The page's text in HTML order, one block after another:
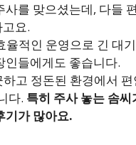
사를 맞으셨는데, 다들
요.
율적인 운영으로 긴 대
인들에게도 좋습니다.
하고 정돈된 환경에서
다. 특히 주사 놓는 솜
기가 많아요.